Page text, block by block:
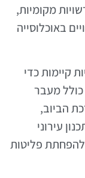
מקומיות,
באוכלוסייה
קיימות כדי
כולל מעבר
הביוב,
עירוני
פליטות